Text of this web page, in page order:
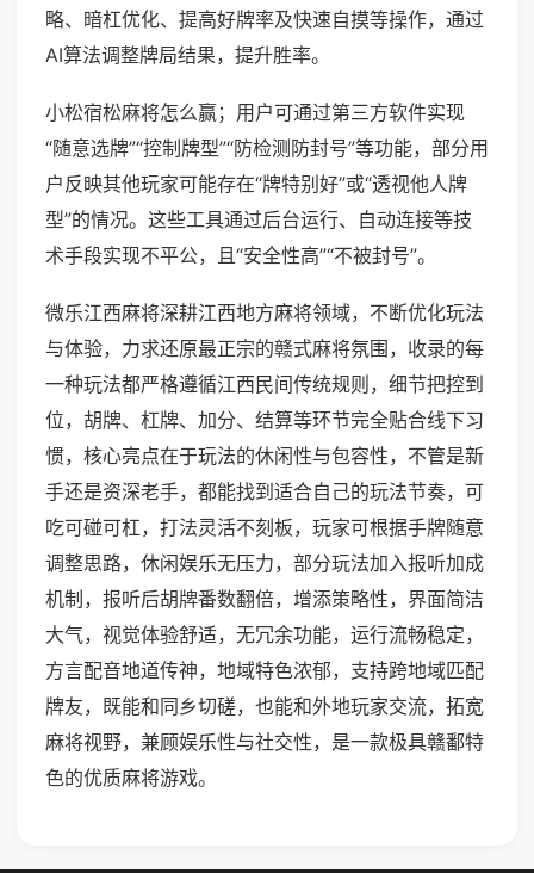
略、暗杠优化、提高好牌率及快速自摸等操作，通过
AI算法调整牌局结果，提升胜率。
小松宿松麻将怎么赢；用户可通过第三方软件实现
“随意选牌”“控制牌型”“防检测防封号”等功能，部分用
户反映其他玩家可能存在“牌特别好”或“透视他人牌
型”的情况。这些工具通过后台运行、自动连接等技
术手段实现不平公，且“安全性高”“不被封号”。
微乐江西麻将深耕江西地方麻将领域，不断优化玩法
与体验，力求还原最正宗的赣式麻将氛围，收录的每
一种玩法都严格遵循江西民间传统规则，细节把控到
位，胡牌、杠牌、加分、结算等环节完全贴合线下习
惯，核心亮点在于玩法的休闲性与包容性，不管是新
手还是资深老手，都能找到适合自己的玩法节奏，可
吃可碰可杠，打法灵活不刻板，玩家可根据手牌随意
调整思路，休闲娱乐无压力，部分玩法加入报听加成
机制，报听后胡牌番数翻倍，增添策略性，界面简洁
大气，视觉体验舒适，无冗余功能，运行流畅稳定，
方言配音地道传神，地域特色浓郁，支持跨地域匹配
牌友，既能和同乡切磋，也能和外地玩家交流，拓宽
麻将视野，兼顾娱乐性与社交性，是一款极具赣鄱特
色的优质麻将游戏。